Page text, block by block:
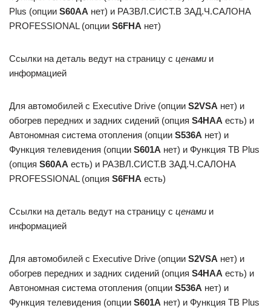
Plus (опции S60AA нет) и РАЗВЛ.СИСТ.В ЗАД.Ч.САЛОНА
PROFESSIONAL (опции S6FHA нет)
Ссылки на деталь ведут на страницу с ценами и
информацией
Для автомобилей с Executive Drive (опции S2VSA нет) и
обогрев передних и задних сидений (опция S4HAA есть) и
Автономная система отопления (опции S536A нет) и
Функция телевидения (опции S601A нет) и Функция ТВ Plus
(опция S60AA есть) и РАЗВЛ.СИСТ.В ЗАД.Ч.САЛОНА
PROFESSIONAL (опция S6FHA есть)
Ссылки на деталь ведут на страницу с ценами и
информацией
Для автомобилей с Executive Drive (опции S2VSA нет) и
обогрев передних и задних сидений (опция S4HAA есть) и
Автономная система отопления (опции S536A нет) и
Функция телевидения (опции S601A нет) и Функция ТВ Plus